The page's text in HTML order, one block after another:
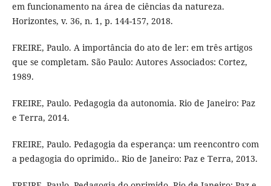
em funcionamento na área de ciências da natureza.
Horizontes, v. 36, n. 1, p. 144-157, 2018.
FREIRE, Paulo. A importância do ato de ler: em três artigos
que se completam. São Paulo: Autores Associados: Cortez,
1989.
FREIRE, Paulo. Pedagogia da autonomia. Rio de Janeiro: Paz
e Terra, 2014.
FREIRE, Paulo. Pedagogia da esperança: um reencontro com
a pedagogia do oprimido.. Rio de Janeiro: Paz e Terra, 2013.